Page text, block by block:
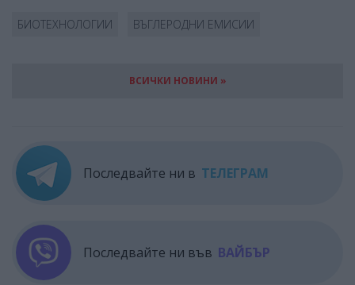
БИОТЕХНОЛОГИИ ВЪГЛЕРОДНИ ЕМИСИИ
ВСИЧКИ НОВИНИ »
Последвайте ни в ТЕЛЕГРАМ
Последвайте ни във ВАЙБЪР